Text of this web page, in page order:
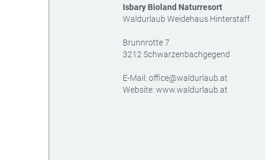
Isbary Bioland Naturresort
Waldurlaub Weidehaus Hinterstaff
Brunnrotte 7
3212 Schwarzenbachgegend
E-Mail: office@waldurlaub.at
Website: www.waldurlaub.at